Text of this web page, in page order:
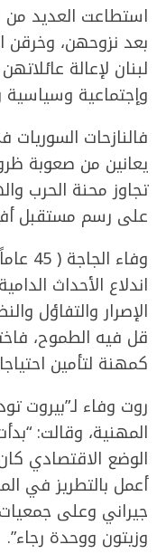
استطاعت العديد من
بعد نزوحهن،
لبنان لإعالة
وإجتماعية
فالنازحات السوريات
يعانين من صعوبة
تجاوز محنة الحرب
على رسم مستقبل
وفاء
اندلاع الأحداث
الإصرار والتفاؤل
قل فيه الطموح،
كمهنة لتأمين
روت وفاء لـ”بيروت
الوضع الاقتصادي
أعمل بالتطريز في
جيراني وعلى
وزيتون ووحدة رجاء”.